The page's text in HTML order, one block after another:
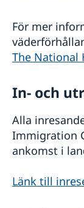
För mer
The National
In- och
Alla
Immigration
ankomst i
Länk till